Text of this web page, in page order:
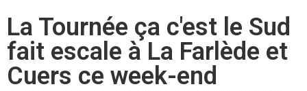
La Tournée ça c'est le Sud
fait escale à La Farlède et
Cuers ce week-end